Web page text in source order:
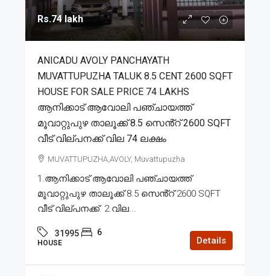
Rs.74 lakh
ANICADU AVOLY PANCHAYATH
MUVATTUPUZHA TALUK 8.5 CENT 2600 SQFT
HOUSE FOR SALE PRICE 74 LAKHS
ആനിക്കാട് ആവോലി പഞ്ചായത്ത്
മൂവാറ്റുപുഴ താലൂക്ക് 8.5 സെൻ്റ് 2600 SQFT
വീട് വില്പനക്ക് വില 74 ലക്ഷം
MUVATTUPUZHA,AVOLY, Muvattupuzha
1.ആനിക്കാട് ആവോലി പഞ്ചായത്ത്
മൂവാറ്റുപുഴ താലൂക്ക് 8.5 സെൻ്റ് 2600 SQFT
വീട് വില്പനക്ക്. 2.വില...
31995 6
HOUSE Details